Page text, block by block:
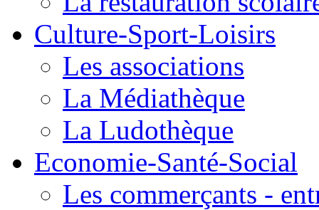
Culture-Sport-Loisirs
Les associations
La Médiathèque
La Ludothèque
Economie-Santé-Social
Les commerçants -